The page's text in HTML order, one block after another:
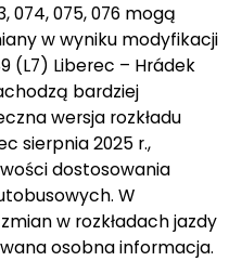
074, 075, 076 mogą
w wyniku modyfikacji
(L7) Liberec – Hrádek
bardziej
wersja rozkładu
sierpnia 2025 r.,
dostosowania
W
w rozkładach jazdy
osobna informacja.